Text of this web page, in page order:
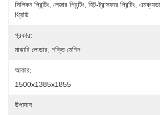
সিলিকন প্রিন্টিং, লেজার প্রিন্টিং, হিট-ট্রান্সফার প্রিন্টিং,
থ্রিডি
প্রকার:
মাঝারি লোডার, শক্তি মেশিন
আকার:
1500x1385x1855
উপাদান: